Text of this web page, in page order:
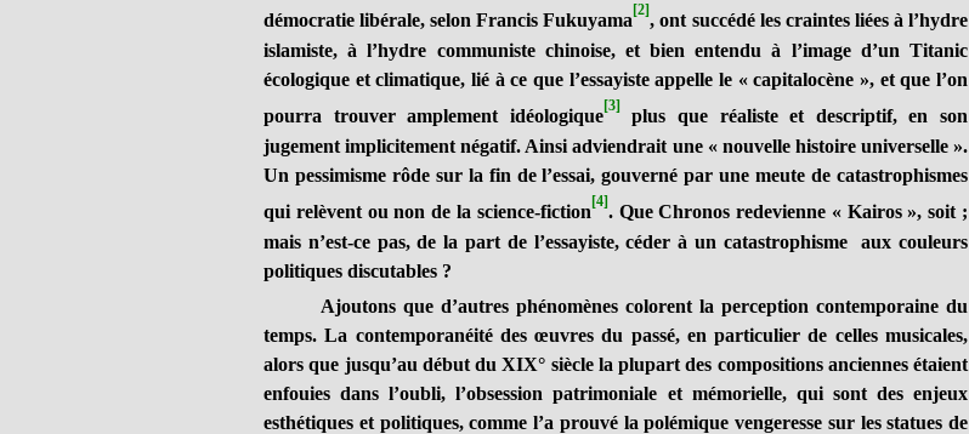
démocratie libérale, selon Francis Fukuyama[2], ont succédé les craintes liées à l’hydre
islamiste, à l’hydre communiste chinoise, et bien entendu à l’image d’un Titanic
écologique et climatique, lié à ce que l’essayiste appelle le « capitalocène », et que l’on
pourra trouver amplement idéologique[3]plus que réaliste et descriptif, en son
jugement implicitement négatif. Ainsi adviendrait une « nouvelle histoire universelle ».
Un pessimisme rôde sur la fin de l’essai, gouverné par une meute de catastrophismes
qui relèvent ou non de la science-fiction [4]. Que Chronos redevienne « Kairos », soit ;
mais n’est-ce pas, de la part de l’essayiste, céder à un catastrophisme aux couleurs
politiques discutables ?
Ajoutons que d’autres phénomènes colorent la perception contemporaine du
temps. La contemporanéité des œuvres du passé, en particulier de celles musicales,
alors que jusqu’au début du XIX° siècle la plupart des compositions anciennes étaient
enfouies dans l’oubli, l’obsession patrimoniale et mémorielle, qui sont des enjeux
esthétiques et politiques, comme l’a prouvé la polémique vengeresse sur les statues de